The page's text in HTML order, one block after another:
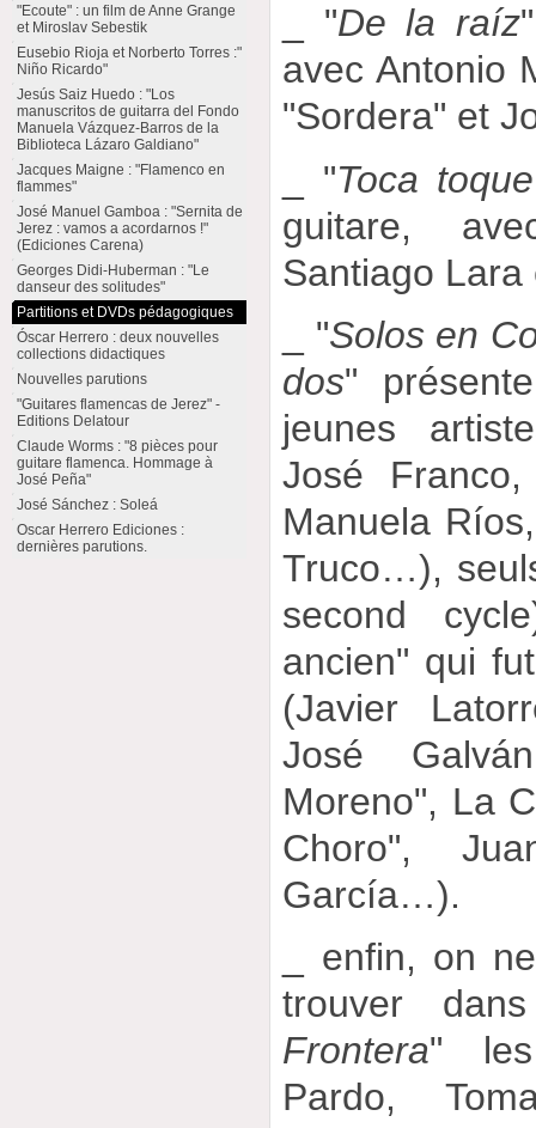
_ "De la raíz
avec Antonio
"Sordera" et
_ "Toca
guitare,
Santiago
_ "Solos en
dos"
jeunes
José
Manuela
Truco…),
second
ancien" qui
(Javier
José
Moreno", La
Choro",
García…).
_ enfin, on
trouver
Frontera"
Pardo,
"Ecoute" : un film de Anne Grange
et Miroslav Sebestik
Eusebio Rioja et Norberto Torres :"
Niño Ricardo"
Jesús Saiz Huedo : "Los
manuscritos de guitarra del Fondo
Manuela Vázquez-Barros de la
Biblioteca Lázaro Galdiano"
Jacques Maigne : "Flamenco en
flammes"
José Manuel Gamboa : "Sernita de
Jerez : vamos a acordarnos !"
(Ediciones Carena)
Georges Didi-Huberman : "Le
danseur des solitudes"
Partitions et DVDs pédagogiques
Óscar Herrero : deux nouvelles
collections didactiques
Nouvelles parutions
"Guitares flamencas de Jerez" -
Editions Delatour
Claude Worms : "8 pièces pour
guitare flamenca. Hommage à
José Peña"
José Sánchez : Soleá
Oscar Herrero Ediciones :
dernières parutions.